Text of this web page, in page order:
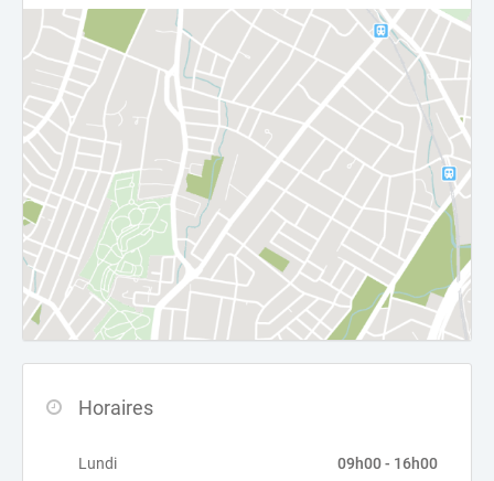
Horaires
Lundi 09h00 - 16h00